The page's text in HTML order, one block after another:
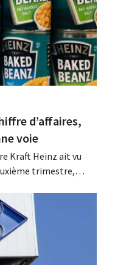
d’affaires,
voie
Kraft Heinz ait vu
trimestre,
ses
à la hausse.